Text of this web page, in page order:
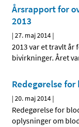
Årsrapport for
2013
|27. maj 2014 |
2013 var et travlt år
bivirkninger. Året
Redegørelse
|20. maj 2014 |
Redegørelse for
oplysninger om